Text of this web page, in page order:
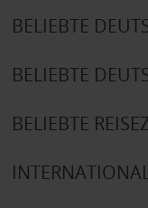
BELIEBTE
BELIEBTE
BELIEBTE